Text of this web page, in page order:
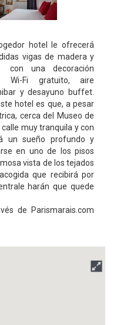
hotel le ofrecerá
vigas de madera y
una decoración
Wi-Fi gratuito, aire
y desayuno buffet.
hotel es que, a pesar
cerca del Museo de
muy tranquila y con
un sueño profundo y
en uno de los pisos
vista de los tejados
que recibirá por
harán que quede
de Parismarais.com